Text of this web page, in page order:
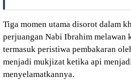
Tiga momen utama disorot dalam
perjuangan Nabi Ibrahim melawan
termasuk peristiwa pembakaran
menjadi mukjizat ketika api
menyelamatkannya.